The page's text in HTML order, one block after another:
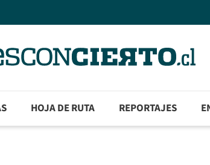
HOJA DE RUTA REPORTAJES